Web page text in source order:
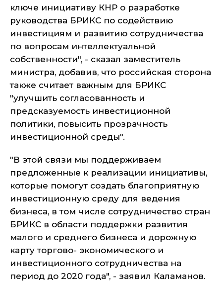
ключе инициативу КНР о разработке
руководства БРИКС по содействию
инвестициям и развитию сотрудничества
по вопросам интеллектуальной
собственности", - сказал заместитель
министра, добавив, что российская сторона
также считает важным для БРИКС
"улучшить согласованность и
предсказуемость инвестиционной
политики, повысить прозрачность
инвестиционной среды".
"В этой связи мы поддерживаем
предложенные к реализации инициативы,
которые помогут создать благоприятную
инвестиционную среду для ведения
бизнеса, в том числе сотрудничество стран
БРИКС в области поддержки развития
малого и среднего бизнеса и дорожную
карту торгово- экономического и
инвестиционного сотрудничества на
период до 2020 года", - заявил Каламанов.